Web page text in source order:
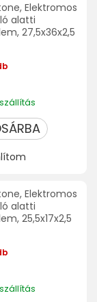
Elektromos
alatti
27,5x36x2,5
Elektromos
alatti
25,5x17x2,5